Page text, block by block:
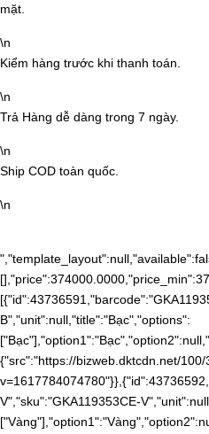
mặt.
\n
Kiểm hàng trước khi thanh toán.
\n
Trả Hàng dễ dàng trong 7 ngày.
\n
Ship COD toàn quốc.
\n
B","unit":null,"title":"Bạc","options":
{"src":"https://bizweb.dktcdn.net/
V","sku":"GKA119353CE-